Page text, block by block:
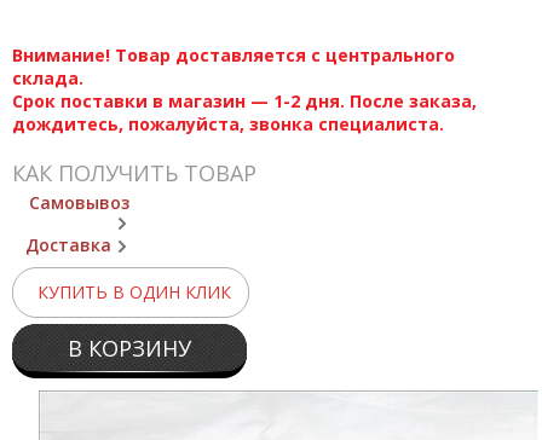
Внимание! Товар доставляется с центрального
склада.
Срок поставки в магазин — 1-2 дня. После заказа,
дождитесь, пожалуйста, звонка специалиста.
КАК ПОЛУЧИТЬ ТОВАР
Самовывоз
Доставка
КУПИТЬ В ОДИН КЛИК
В КОРЗИНУ